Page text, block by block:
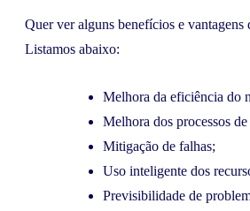
Quer ver alguns benefícios e vantagens
Listamos abaixo:
Melhora da eficiência do
Melhora dos processos
Mitigação de falhas;
Uso inteligente dos
Previsibilidade de